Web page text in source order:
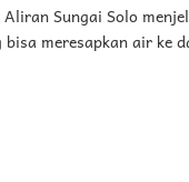
Sungai Solo
meresapkan air